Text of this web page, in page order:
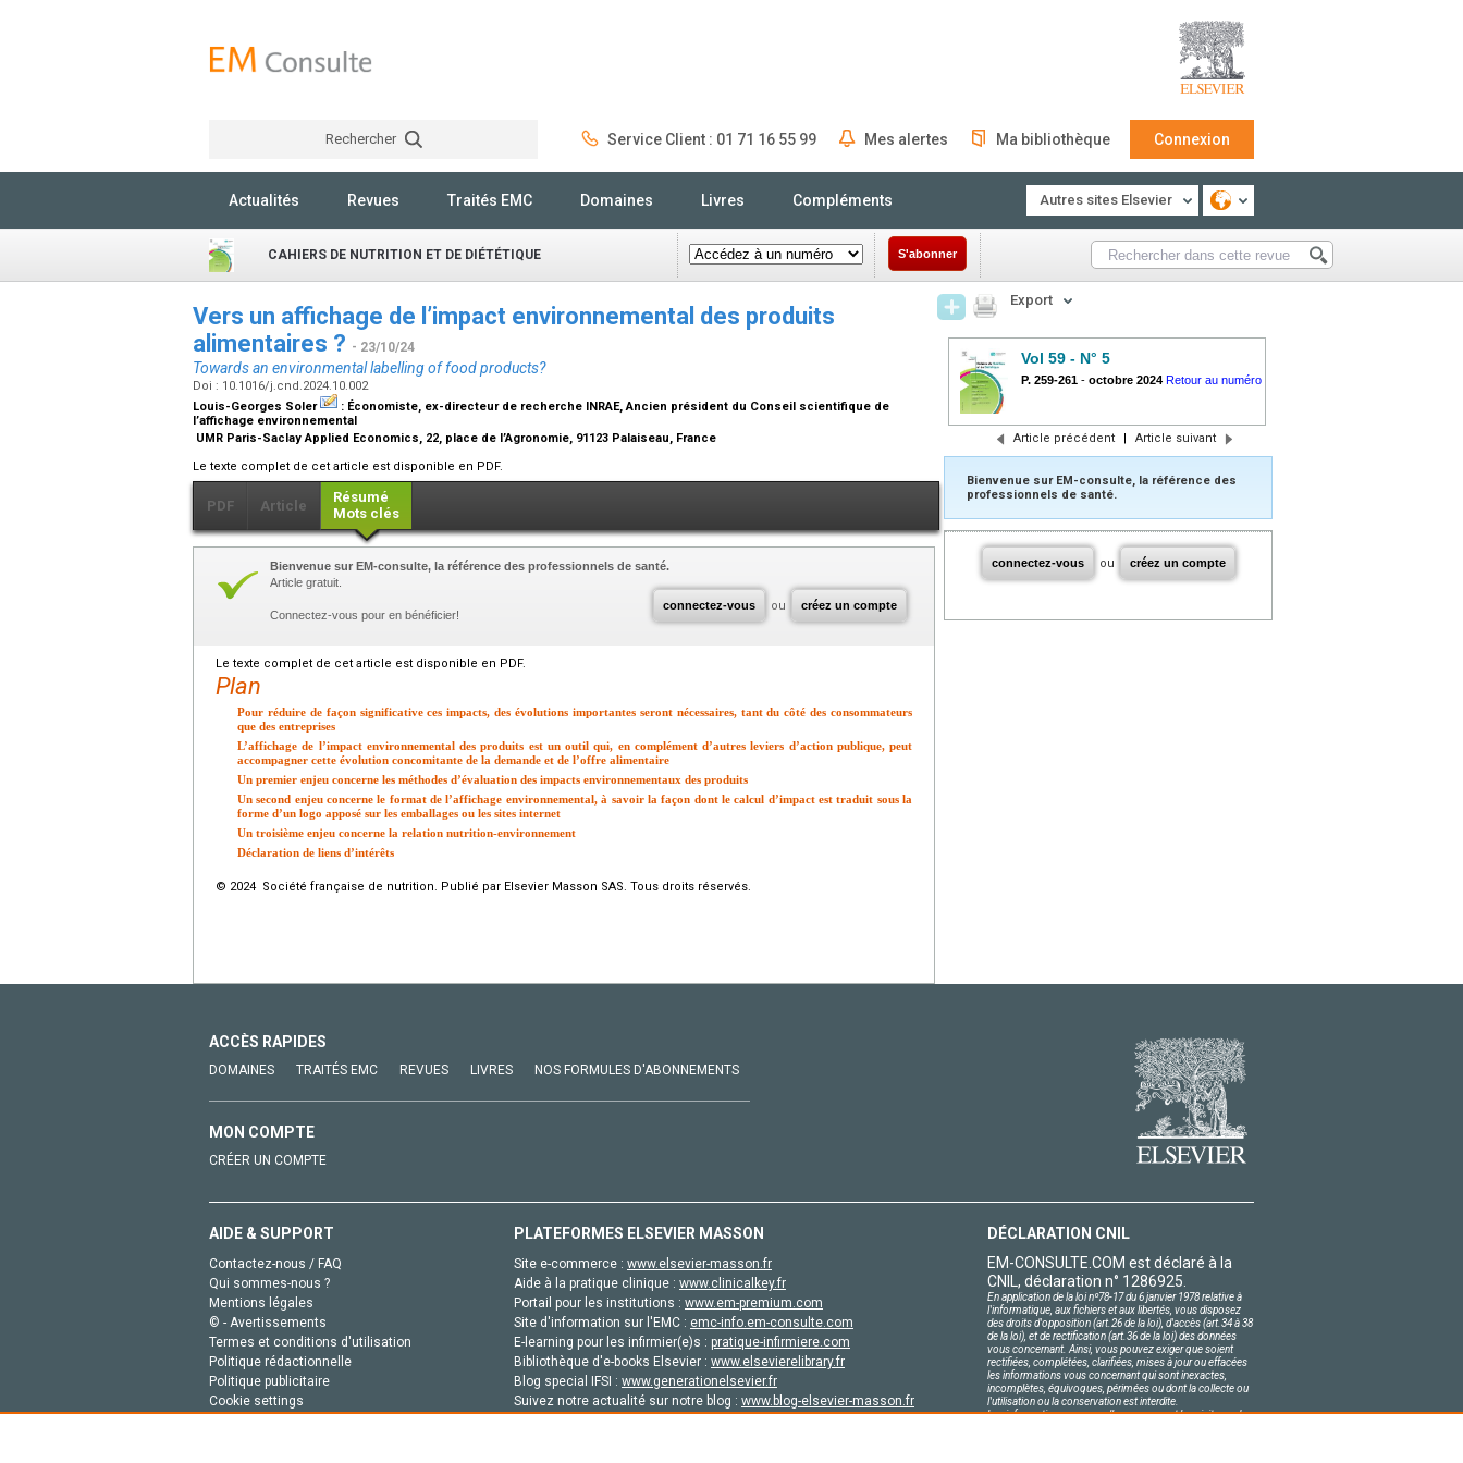
Rechercher Service Client : 01 71 16 55 99 Mes alertes Ma bibliothèque Connexion
Actualités Revues Traités EMC Domaines Livres Compléments Autres sites Elsevier
CAHIERS DE NUTRITION ET DE DIÉTÉTIQUE S'abonner
Vers un affichage de l’impact environnemental des produits
alimentaires ? - 23/10/24
Towards an environmental labelling of food products?
Doi : 10.1016/j.cnd.2024.10.002
Louis-Georges Soler
: Économiste, ex-directeur de recherche INRAE, Ancien président du Conseil scientifique de
l’affichage environnemental
UMR Paris-Saclay Applied Economics, 22, place de l’Agronomie, 91123 Palaiseau, France
Le texte complet de cet article est disponible en PDF.
PDF Article
Résumé
Mots clés
connectez-vous ou créez un compte
Bienvenue sur EM-consulte, la référence des professionnels de santé.
Article gratuit.
Connectez-vous pour en bénéficier!
Le texte complet de cet article est disponible en PDF.
Plan
Pour réduire de façon significative ces impacts, des évolutions importantes seront nécessaires, tant du côté des consommateurs
que des entreprises
L’affichage de l’impact environnemental des produits est un outil qui, en complément d’autres leviers d’action publique, peut
accompagner cette évolution concomitante de la demande et de l’offre alimentaire
Un premier enjeu concerne les méthodes d’évaluation des impacts environnementaux des produits
Un second enjeu concerne le format de l’affichage environnemental, à savoir la façon dont le calcul d’impact est traduit sous la
forme d’un logo apposé sur les emballages ou les sites internet
Un troisième enjeu concerne la relation nutrition-environnement
Déclaration de liens d’intérêts
© 2024 Société française de nutrition. Publié par Elsevier Masson SAS. Tous droits réservés.
Export
Vol 59 - N° 5
P. 259-261 - octobre 2024 Retour au numéro
Article précédent | Article suivant
Bienvenue sur EM-consulte, la référence des
professionnels de santé.
connectez-vous ou créez un compte
ACCÈS RAPIDES
DOMAINES TRAITÉS EMC REVUES LIVRES NOS FORMULES D'ABONNEMENTS
MON COMPTE
CRÉER UN COMPTE
AIDE & SUPPORT
Contactez-nous / FAQ
Qui sommes-nous ?
Mentions légales
© - Avertissements
Termes et conditions d'utilisation
Politique rédactionnelle
Politique publicitaire
Cookie settings
PLATEFORMES ELSEVIER MASSON
Site e-commerce : www.elsevier-masson.fr
Aide à la pratique clinique : www.clinicalkey.fr
Portail pour les institutions : www.em-premium.com
Site d'information sur l'EMC : emc-info.em-consulte.com
E-learning pour les infirmier(e)s : pratique-infirmiere.com
Bibliothèque d'e-books Elsevier : www.elsevierelibrary.fr
Blog special IFSI : www.generationelsevier.fr
Suivez notre actualité sur notre blog : www.blog-elsevier-masson.fr
DÉCLARATION CNIL
EM-CONSULTE.COM est déclaré à la
CNIL, déclaration n° 1286925.
En application de la loi nº78-17 du 6 janvier 1978 relative à
l'informatique, aux fichiers et aux libertés, vous disposez
des droits d'opposition (art.26 de la loi), d'accès (art.34 à 38
de la loi), et de rectification (art.36 de la loi) des données
vous concernant. Ainsi, vous pouvez exiger que soient
rectifiées, complétées, clarifiées, mises à jour ou effacées
les informations vous concernant qui sont inexactes,
incomplètes, équivoques, périmées ou dont la collecte ou
l'utilisation ou la conservation est interdite.
Les informations personnelles concernant les visiteurs de